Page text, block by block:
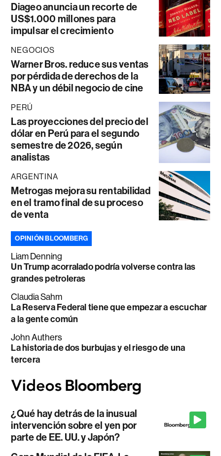
Diageo anuncia un recorte de
US$1.000 millones para
impulsar el crecimiento
NEGOCIOS
Warner Bros. reduce sus ventas
por pérdida de derechos de la
NBA y un débil negocio de cine
PERÚ
Las proyecciones del precio del
dólar en Perú para el segundo
semestre de 2026, según
analistas
ARGENTINA
Metrogas mejora su rentabilidad
en el tramo final de su proceso
de venta
OPINIÓN BLOOMBERG
Liam Denning
Un Trump acorralado podría volverse contra las
grandes petroleras
Claudia Sahm
La Reserva Federal tiene que empezar a escuchar
a la gente común
John Authers
La historia de dos burbujas y el riesgo de una
tercera
¿Qué hay detrás de la inusual
intervención sobre el yen por
parte de EE. UU. y Japón?